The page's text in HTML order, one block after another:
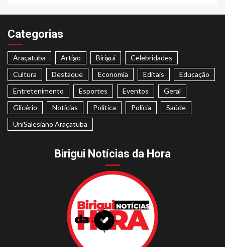
Categorias
Araçatuba Artigo Birigui
Celebridades
Cultura
Destaque Economia Editais
Educação
Entretenimento
Esportes Eventos
Geral
Glicério
Notícias Politica Polícia
Saúde
UniSalesiano Araçatuba
Birigui Notícias da Hora